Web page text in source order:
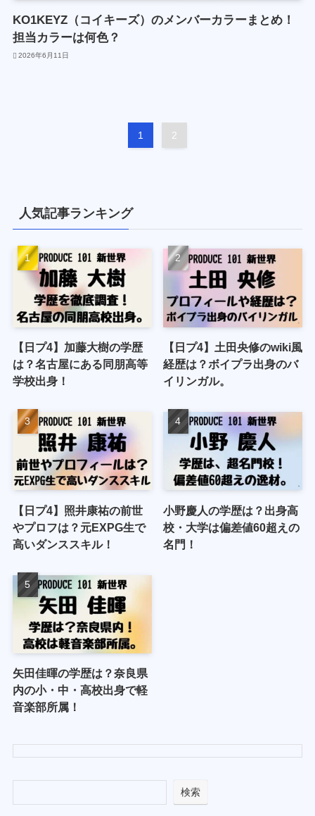
KO1KEYZ（コイキーズ）のメンバーカラーまとめ！
担当カラーは何色？
2026年6月11日
1 2
人気記事ランキング
【日プ4】加藤大樹の学歴
は？名古屋にある同朋高等
学校出身！
【日プ4】土田央修のwiki風
経歴は？ボイプラ出身のバ
イリンガル。
【日プ4】照井康祐の前世
やプロフは？元EXPG生で
高いダンススキル！
小野慶人の学歴は？出身高
校・大学は偏差値60超えの
名門！
矢田佳暉の学歴は？奈良県
内の小・中・高校出身で軽
音楽部所属！
検索